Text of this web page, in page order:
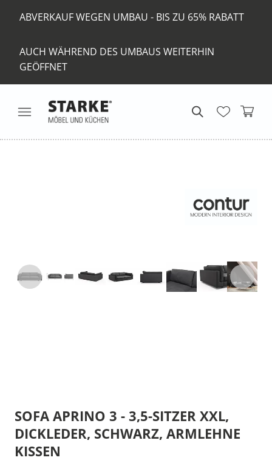
ABVERKAUF WEGEN UMBAU - BIS ZU 65% RABATT
AUCH WÄHREND DES UMBAUS WEITERHIN
GEÖFFNET
SOFA APRINO 3 - 3,5-SITZER XXL,
DICKLEDER, SCHWARZ, ARMLEHNE
KISSEN